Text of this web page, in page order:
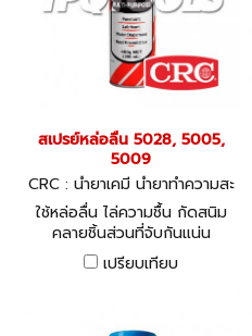
สเปรย์หล่อลื่น 5028, 5005,
5009
CRC : น้ำยาเคมี น้ำยาทำความสะ
อาด ซิลิโคน
ใช้หล่อลื่น ไล่ความชื้น กัดสนิม
คลายชิ้นส่วนที่จับกันแน่น
เนื่องจากสนิม ป้องกันการ
กัดกร่อนของโลหะ และทำความ
เปรียบเทียบ